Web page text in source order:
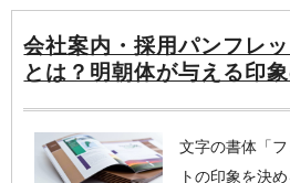
会社案内・採用パンフレ
とは？明朝体が与える印
文字の書体「
トの印象を決